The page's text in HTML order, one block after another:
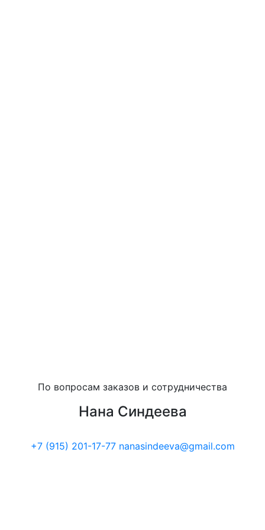
По вопросам заказов и сотрудничества
Нана Синдеева
+7 (915) 201-17-77 nanasindeeva@gmail.com